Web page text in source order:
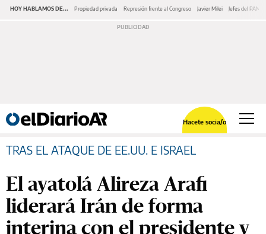
HOY HABLAMOS DE... Propiedad privada Represión frente al Congreso Javier Milei Jefes del PAMI
Hacete socia/o
TRAS EL ATAQUE DE EE.UU. E ISRAEL
El ayatolá Alireza Arafi
liderará Irán de forma
interina con el presidente y